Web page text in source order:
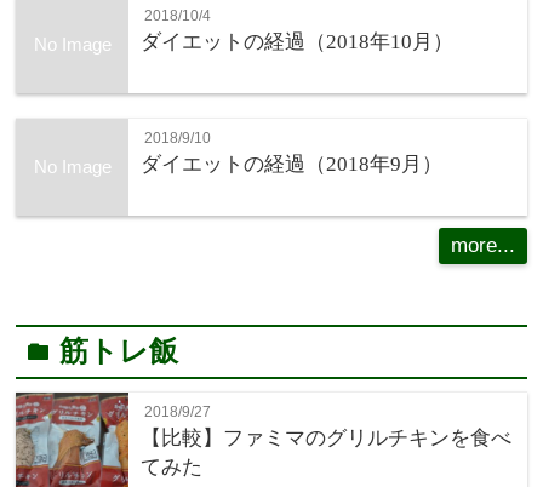
No Image
2018/10/4
ダイエットの経過（2018年10月）
No Image
2018/9/10
ダイエットの経過（2018年9月）
more...
folder筋トレ飯
2018/9/27
【比較】ファミマのグリルチキンを食べ
てみた